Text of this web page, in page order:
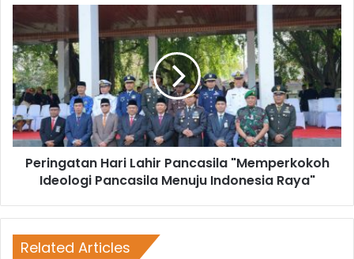
Peringatan Hari Lahir Pancasila "Memperkokoh
Ideologi Pancasila Menuju Indonesia Raya"
Related Articles